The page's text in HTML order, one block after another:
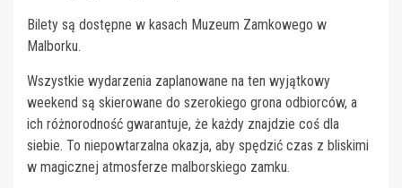
Bilety są dostępne w kasach Muzeum Zamkowego w
Malborku.
Wszystkie wydarzenia zaplanowane na ten wyjątkowy
weekend są skierowane do szerokiego grona odbiorców, a
ich różnorodność gwarantuje, że każdy znajdzie coś dla
siebie. To niepowtarzalna okazja, aby spędzić czas z bliskimi
w magicznej atmosferze malborskiego zamku.